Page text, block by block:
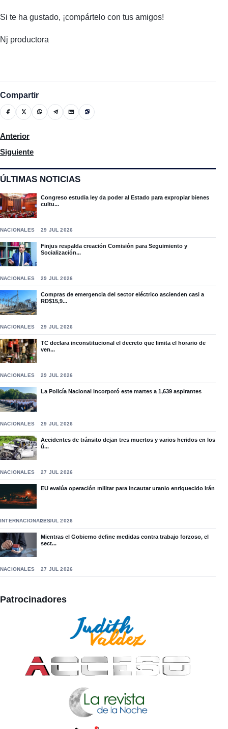
ÚLTIMAS NOTICIAS
Congreso estudia ley da poder al Estado para expropiar bienes
cultu...
NACIONALES 29 JUL 2026
Finjus respalda creación Comisión para Seguimiento y
Socialización...
NACIONALES 29 JUL 2026
Compras de emergencia del sector eléctrico ascienden casi a
RD$15,9...
NACIONALES 29 JUL 2026
TC declara inconstitucional el decreto que limita el horario de
ven...
NACIONALES 29 JUL 2026
La Policía Nacional incorporó este martes a 1,639 aspirantes
NACIONALES 29 JUL 2026
Accidentes de tránsito dejan tres muertos y varios heridos en los
ú...
NACIONALES 27 JUL 2026
EU evalúa operación militar para incautar uranio enriquecido Irán
INTERNACIONALES27 JUL 2026
Mientras el Gobierno define medidas contra trabajo forzoso, el
sect...
NACIONALES 27 JUL 2026
Si te ha gustado, ¡compártelo con tus amigos!
Nj productora
Compartir
Artículo anterior: Fondo MARENA y Medio Ambiente lanzan
Anterior
Artículo siguiente: Tormenta Fred traerá mucha lluvia hoy en
Siguiente
Patrocinadores